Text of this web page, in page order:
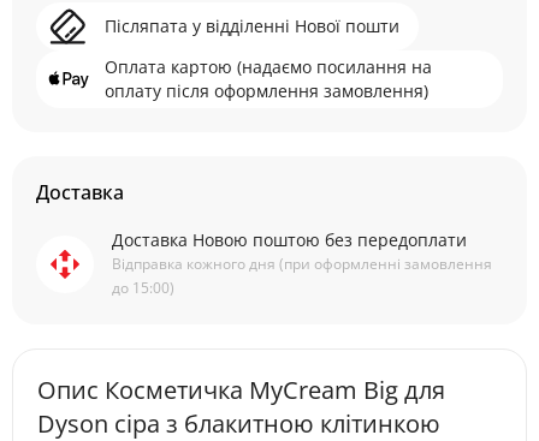
Післяпата у відділенні Нової пошти
Оплата картою (надаємо посилання на
оплату після оформлення замовлення)
Доставка
Доставка Новою поштою без передоплати
Відправка кожного дня (при оформленні замовлення
до 15:00)
Опис Косметичка MyCream Big для
Dyson сіра з блакитною клітинкою